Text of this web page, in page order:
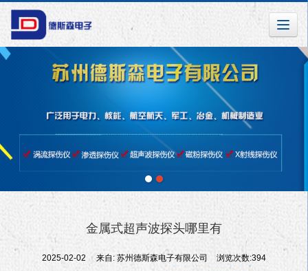
金属式超声波探头哪里有
2025-02-02 来自:苏州德斯森电子有限公司 浏览次数:394